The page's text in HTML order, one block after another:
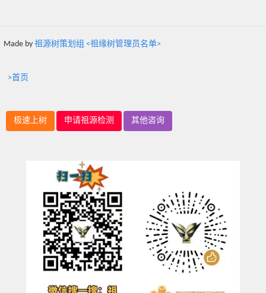
Made by 祖源树策划组 <祖缘树管理员名单>
>首页
极速上树 申请祖源检测 其他咨询